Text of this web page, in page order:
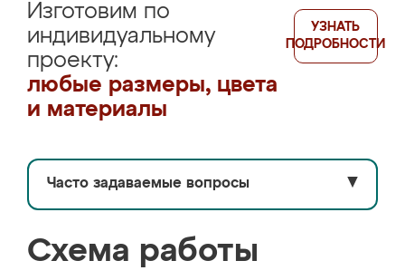
Изготовим по
индивидуальному
проекту:
любые размеры, цвета
и материалы
УЗНАТЬ
ПОДРОБНОСТИ
Часто задаваемые вопросы ▼
Схема работы